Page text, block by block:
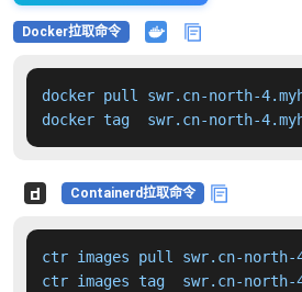
Docker拉取命令
docker pull swr.cn-north-
docker tag  swr.cn-north-
Containerd拉取命令
ctr images pull swr.cn-north-
ctr images tag  swr.cn-north-